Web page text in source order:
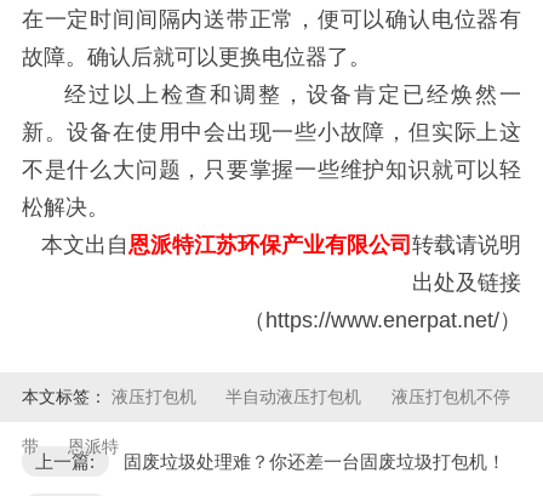
在一定时间间隔内送带正常，便可以确认电位器有
故障。确认后就可以更换电位器了。
经过以上检查和调整，设备肯定已经焕然一
新。设备在使用中会出现一些小故障，但实际上这
不是什么大问题，只要掌握一些维护知识就可以轻
松解决。
本文出自恩派特江苏环保产业有限公司转载请说明
出处及链接
（https://www.enerpat.net/）
本文标签： 液压打包机 半自动液压打包机 液压打包机不停
带 恩派特
上一篇: 固废垃圾处理难？你还差一台固废垃圾打包机！